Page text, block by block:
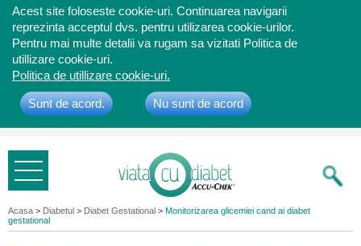
Acest site foloseste cookie-uri. Continuarea navigarii
reprezinta acceptul dvs. pentru utilizarea cookie-urilor.
Pentru mai multe detalii va rugam sa vizitati Politica de
utillizare cookie-uri.
Politica de utillizare cookie-uri.
Sunt de acord. Nu sunt de acord
Bine ati
venit
Acasa > Diabetul > Diabet Gestational > Monitorizarea glicemiei cand ai diabet
gestational